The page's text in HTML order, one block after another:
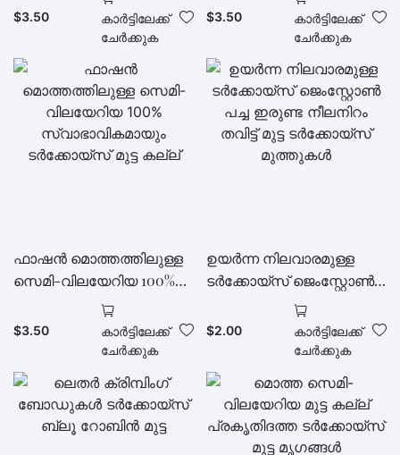
ജ്വല്ലറി
$3.50
കാർട്ടിലേക്ക്
ചേർക്കുക
മുട്ടകൾ
$3.50
കാർട്ടിലേക്ക്
ചേർക്കുക
ഫാഷൻ മൊത്തത്തിലുള്ള
സെമി-വിലയേറിയ 100%
സ്വാഭാവികമായും
ടർക്കോയ്സ് മുട്ട കല്ല്
$3.50
കാർട്ടിലേക്ക്
ചേർക്കുക
ഉയർന്ന നിലവാരമുള്ള
ടർക്കോയ്സ് ജെംസ്റ്റോൺ
പച്ച ഇരുണ്ട നീലനിറം
തവിട്ട് മുട്ട ടർക്കോയ്സ്
$2.00
കാർട്ടിലേക്ക്
ചേർക്കുക